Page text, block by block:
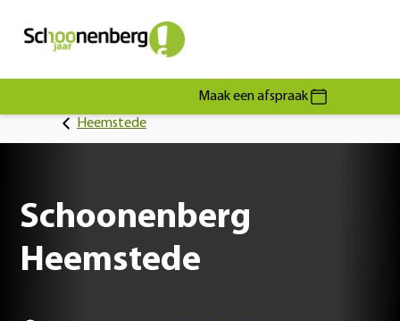
Maak een afspraak
Heemstede
Schoonenberg
Heemstede